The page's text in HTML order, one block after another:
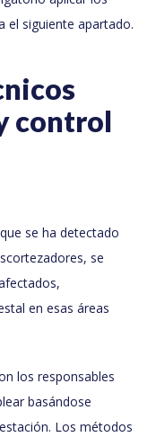
el siguiente apartado.
control
se ha detectado
se
en esas áreas
los responsables
basándose
Los métodos